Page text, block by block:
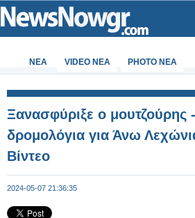
ΝΕΑ VIDEO NEA PHOTO NEA
Ξανασφύριξε ο μουτζούρης
δρομολόγια για Άνω
Βίντεο
2024-05-07 21:36:35